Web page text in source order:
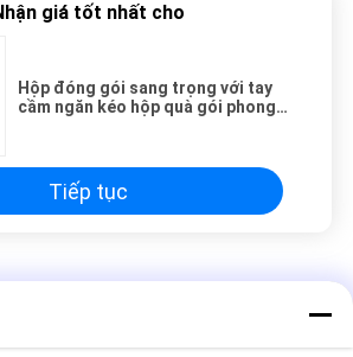
giá tốt nhất cho
Hộp đóng gói sang trọng với tay
cầm ngăn kéo hộp quà gói phong
Tiếp tục
nhỏ tùy chỉnh Hộp quà tặng dành cho